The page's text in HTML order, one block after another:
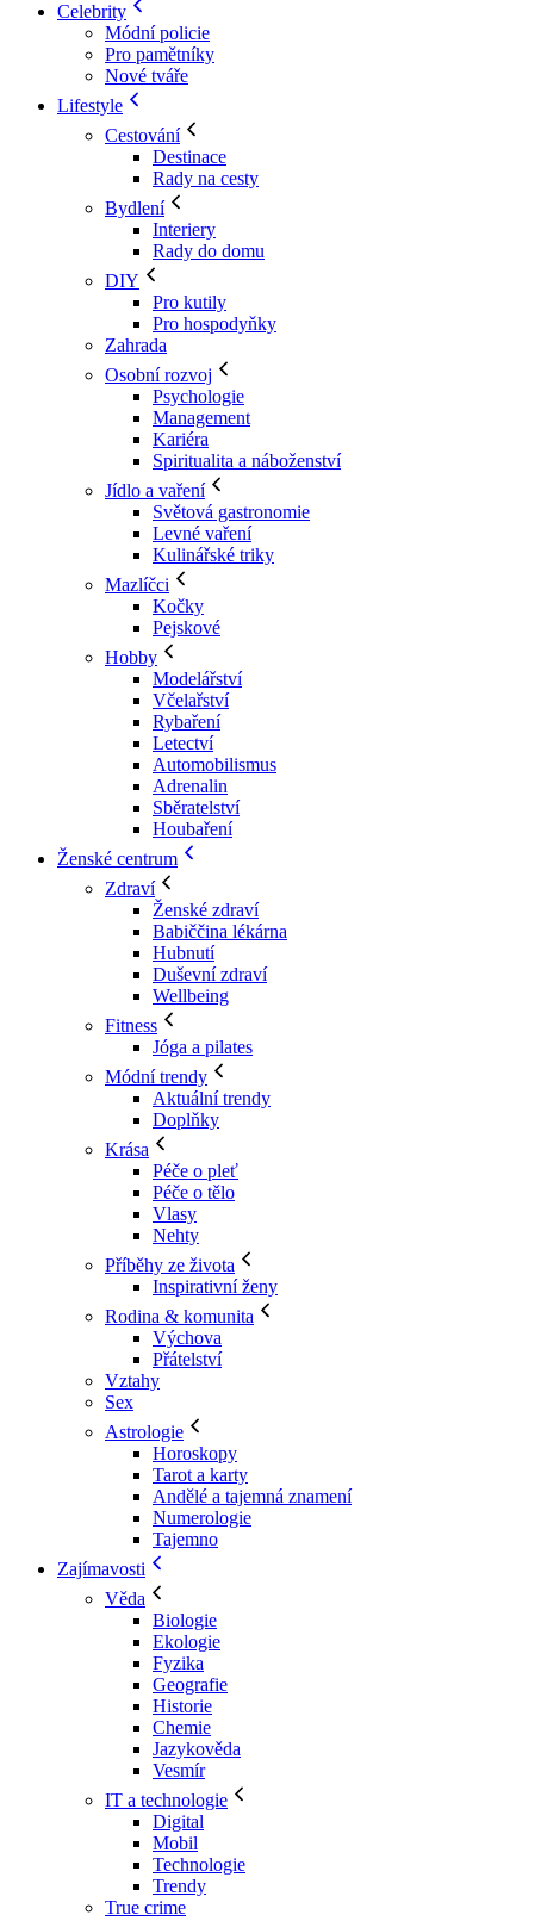
Celebrity
Módní policie
Pro pamětníky
Nové tváře
Lifestyle
Cestování
Destinace
Rady na cesty
Bydlení
Interiery
Rady do domu
DIY
Pro kutily
Pro hospodyňky
Zahrada
Osobní rozvoj
Psychologie
Management
Kariéra
Spiritualita a náboženství
Jídlo a vaření
Světová gastronomie
Levné vaření
Kulinářské triky
Mazlíčci
Kočky
Pejskové
Hobby
Modelářství
Včelařství
Rybaření
Letectví
Automobilismus
Adrenalin
Sběratelství
Houbaření
Ženské centrum
Zdraví
Ženské zdraví
Babiččina lékárna
Hubnutí
Duševní zdraví
Wellbeing
Fitness
Jóga a pilates
Módní trendy
Aktuální trendy
Doplňky
Krása
Péče o pleť
Péče o tělo
Vlasy
Nehty
Příběhy ze života
Inspirativní ženy
Rodina & komunita
Výchova
Přátelství
Vztahy
Sex
Astrologie
Horoskopy
Tarot a karty
Andělé a tajemná znamení
Numerologie
Tajemno
Zajímavosti
Věda
Biologie
Ekologie
Fyzika
Geografie
Historie
Chemie
Jazykověda
Vesmír
IT a technologie
Digital
Mobil
Technologie
Trendy
True crime